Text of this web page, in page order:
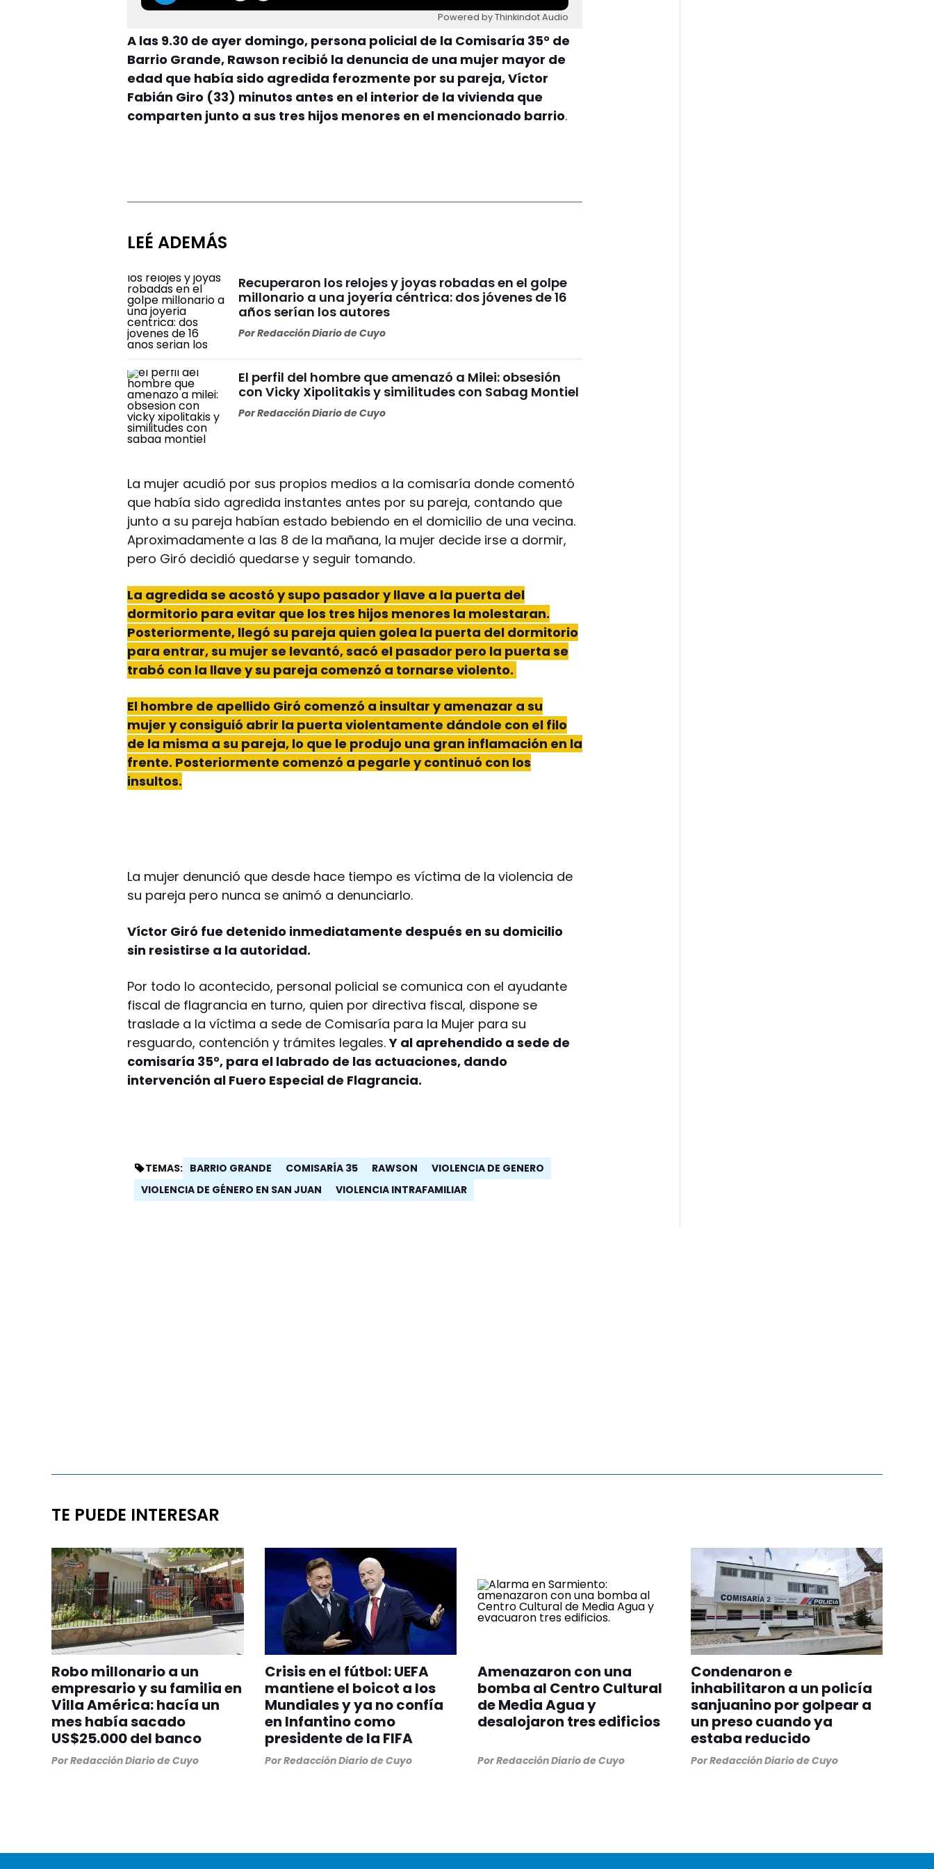
Powered by Thinkindot Audio
A las 9.30 de ayer domingo, persona policial de la Comisaría 35° de
Barrio Grande, Rawson recibió la denuncia de una mujer mayor de
edad que había sido agredida ferozmente por su pareja, Víctor
Fabián Giro (33) minutos antes en el interior de la vivienda que
comparten junto a sus tres hijos menores en el mencionado barrio.
LEÉ ADEMÁS
Recuperaron los relojes y joyas robadas en el golpe
millonario a una joyería céntrica: dos jóvenes de 16
años serían los autores
PorRedacción Diario de Cuyo
El perfil del hombre que amenazó a Milei: obsesión
con Vicky Xipolitakis y similitudes con Sabag Montiel
PorRedacción Diario de Cuyo
La mujer acudió por sus propios medios a la comisaría donde comentó
que había sido agredida instantes antes por su pareja, contando que
junto a su pareja habían estado bebiendo en el domicilio de una vecina.
Aproximadamente a las 8 de la mañana, la mujer decide irse a dormir,
pero Giró decidió quedarse y seguir tomando.
La agredida se acostó y supo pasador y llave a la puerta del
dormitorio para evitar que los tres hijos menores la molestaran.
Posteriormente, llegó su pareja quien golea la puerta del dormitorio
para entrar, su mujer se levantó, sacó el pasador pero la puerta se
trabó con la llave y su pareja comenzó a tornarse violento.
El hombre de apellido Giró comenzó a insultar y amenazar a su
mujer y consiguió abrir la puerta violentamente dándole con el filo
de la misma a su pareja, lo que le produjo una gran inflamación en la
frente. Posteriormente comenzó a pegarle y continuó con los
insultos.
La mujer denunció que desde hace tiempo es víctima de la violencia de
su pareja pero nunca se animó a denunciarlo.
Víctor Giró fue detenido inmediatamente después en su domicilio
sin resistirse a la autoridad.
Por todo lo acontecido, personal policial se comunica con el ayudante
fiscal de flagrancia en turno, quien por directiva fiscal, dispone se
traslade a la víctima a sede de Comisaría para la Mujer para su
resguardo, contención y trámites legales.Y al aprehendido a sede de
comisaría 35°, para el labrado de las actuaciones, dando
intervención al Fuero Especial de Flagrancia.
TEMAS: BARRIO GRANDE COMISARÍA 35 RAWSON
VIOLENCIA DE GENERO
VIOLENCIA DE GÉNERO EN SAN JUAN
VIOLENCIA INTRAFAMILIAR
TE PUEDE INTERESAR
Robo millonario a un
empresario y su familia en
Villa América: hacía un
mes había sacado
US$25.000 del banco
PorRedacción Diario de Cuyo
Crisis en el fútbol: UEFA
mantiene el boicot a los
Mundiales y ya no confía
en Infantino como
presidente de la FIFA
PorRedacción Diario de Cuyo
Amenazaron con una
bomba al Centro Cultural
de Media Agua y
desalojaron tres edificios
PorRedacción Diario de Cuyo
Condenaron e
inhabilitaron a un policía
sanjuanino por golpear a
un preso cuando ya
estaba reducido
PorRedacción Diario de Cuyo